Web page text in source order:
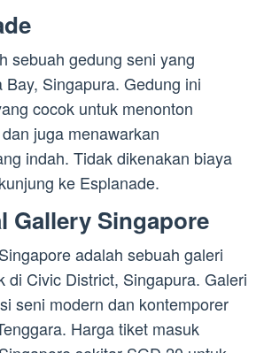
sebuah gedung seni yang
Singapura. Gedung ini
cocok untuk menonton
juga menawarkan
indah. Tidak dikenakan biaya
ke Esplanade.
Gallery Singapore
adalah sebuah galeri
di Civic District, Singapura. Galeri
seni modern dan kontemporer
Harga tiket masuk